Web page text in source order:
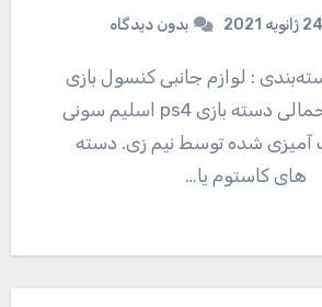
24 ژانویه 2021 بدون دیدگاه
نقد و بررسی اجمالی دسته بازی ps4 اسلیم سونی
آمیزی شده توسط نیم زی. دسته
های کاستوم یا…